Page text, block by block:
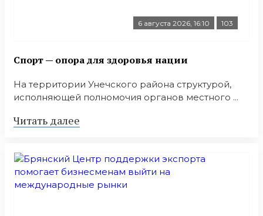
6 августа 2026, 16:10 103
Спорт — опора для здоровья нации
На территории Унечского района структурой,
исполняющей полномочия органов местного ...
Читать далее